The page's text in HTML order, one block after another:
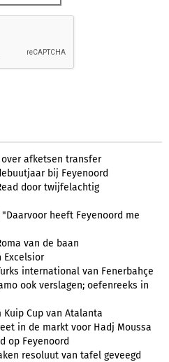
afketsen transfer
bij Feyenoord
door twijfelachtig
heeft Feyenoord me
van de baan
Excelsior
international van Fenerbahçe
ook verslagen; oefenreeks in
Cup van Atalanta
in de markt voor Hadj Moussa
op Feyenoord
resoluut van tafel geveegd